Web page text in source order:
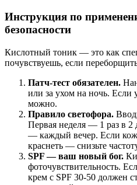
Инструкция по
безопасности
Кислотный тоник — это как
почувствуешь, если
Патч-тест обязателен.
или за ухом на ночь.
можно.
Правило светофора.
Первая неделя — 1 раз в 2
— каждый вечер. Если
краснеть — снизьте
SPF — ваш новый бог.
фоточувствительность.
крем с SPF 30-50 должен